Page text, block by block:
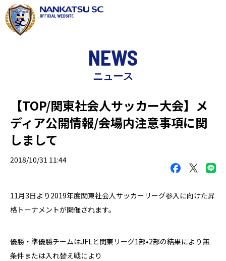
NEWS
ニュース
【TOP/関東社会人サッカー大会】メ
ディア公開情報/会場内注意事項に関
しまして
2018/10/31 11:44
11月3日より2019年度関東社会人サッカーリーグ参入に向けた昇
格トーナメントが開催されます。
優勝・準優勝チームはJFLと関東リーグ1部•2部の結果により無
条件または入れ替え戦により